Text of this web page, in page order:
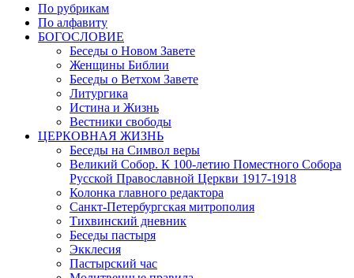
По рубрикам
По алфавиту
БОГОСЛОВИЕ
Беседы о Новом Завете
Женщины Библии
Беседы о Ветхом Завете
Литургика
Истина и Жизнь
Вестники свободы
ЦЕРКОВНАЯ ЖИЗНЬ
Беседы на Символ веры
Великий Собор. К 100-летию Поместного Собора
Русской Православной Церкви 1917-1918
Колонка главного редактора
Санкт-Петербургская митрополия
Тихвинский дневник
Беседы пастыря
Экклесия
Пастырский час